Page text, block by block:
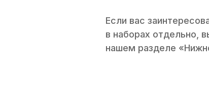
Если вас
в наборах отдельно,
нашем разделе